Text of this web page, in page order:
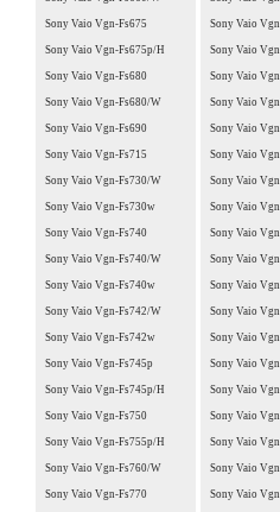
Sony Vaio Vgn-Fs675
Sony Vaio Vgn-Fs675p/H
Sony Vaio Vgn-Fs680
Sony Vaio Vgn-Fs680/W
Sony Vaio Vgn-Fs690
Sony Vaio Vgn-Fs715
Sony Vaio Vgn-Fs730/W
Sony Vaio Vgn-Fs730w
Sony Vaio Vgn-Fs740
Sony Vaio Vgn-Fs740/W
Sony Vaio Vgn-Fs740w
Sony Vaio Vgn-Fs742/W
Sony Vaio Vgn-Fs742w
Sony Vaio Vgn-Fs745p
Sony Vaio Vgn-Fs745p/H
Sony Vaio Vgn-Fs750
Sony Vaio Vgn-Fs755p/H
Sony Vaio Vgn-Fs760/W
Sony Vaio Vgn-Fs770
Sony Vaio
Sony Vaio
Sony Vaio
Sony Vaio
Sony Vaio
Sony Vaio
Sony Vaio
Sony Vaio
Sony Vaio
Sony Vaio
Sony Vaio
Sony Vaio
Sony Vaio
Sony Vaio
Sony Vaio
Sony Vaio
Sony Vaio
Sony Vaio
Sony Vaio